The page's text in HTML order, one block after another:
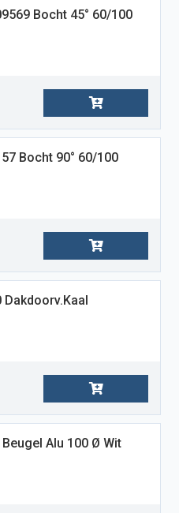
Bocht 45° 60/100
Bocht 90° 60/100
Alu 100 Ø Wit